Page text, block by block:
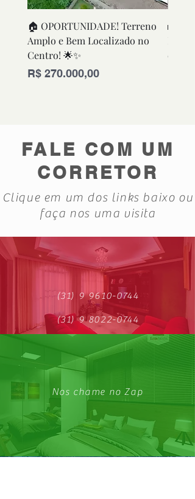
🏠 OPORTUNIDADE! Terreno
Amplo e Bem Localizado no
Centro! 🌟✨
Preço
R$ 270.000,00
🏡
em
FALE COM UM
CORRETOR
Clique em um dos links baixo ou
faça nos uma visita
(31) 9 9610-0744
(31) 9 8022-0744
Nos chame no Zap